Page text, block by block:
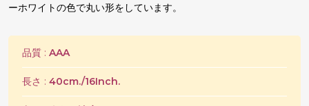
ーホワイトの色で丸い形をしています。
品質 : AAA
長さ : 40cm./16Inch.